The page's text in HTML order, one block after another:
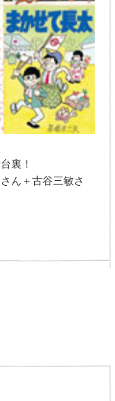
裏！
ん＋古谷三敏さ